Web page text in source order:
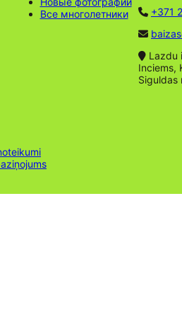
Все многолетники
+371
Lazdu
Inciems,
Siguldas